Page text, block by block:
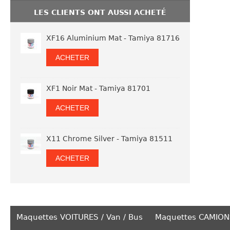
LES CLIENTS ONT AUSSI ACHETÉ
XF16 Aluminium Mat - Tamiya 81716
ACHETER
XF1 Noir Mat - Tamiya 81701
ACHETER
X11 Chrome Silver - Tamiya 81511
ACHETER
Maquettes VOITURES / Van / Bus Maquettes